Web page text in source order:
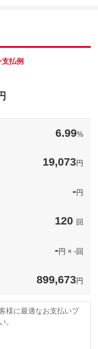
（無料）
払例
6.99%
19,073円
-円
120 回
-円 × -回
899,673円
様に最適なお支払いプ
。